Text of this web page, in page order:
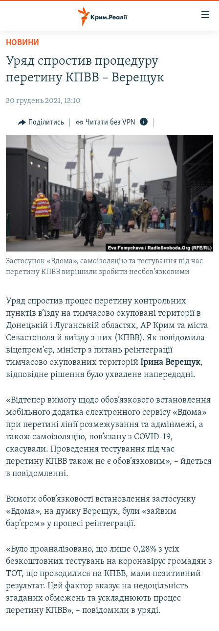
Перейти
основного
матеріалу
Перейти
до
навігації
Перейти
до
ВОДА.КРИМ
ВІДЕО ТА ФОТО
ПОЛІТИКА
БЛОГИ
ІНТЕРВ'Ю
ВСЕ ЗА ДЕНЬ
СПЕЦПРОЕКТИ
ДЕПОРТАЦІЯ
ВІДЕОУРОКИ «ELIFBE»
УКРАЇНСЬКА ПРОБЛЕМА КРИМУ
ЯК ОБІЙТИ БЛОКУВАННЯ
Русский
Qırımtatar
Усі сайти RFE/RL
НОВИНИ
Уряд спростив процедуру
перетину КПВВ – Верещук
30 грудень 2021, 13:10
Поділитись Читати без VPN
Застосунок «Вдома», самоізоляцію та тестування під час
перетину КПВВ вирішили зробити необов’язковими
Уряд спростив процес перетину контрольних
пунктів в’їзду на тимчасово окуповані території в
Донецькій і Луганській областях, АР Крим та міста
Севастополя й виїзду з них (КПВВ). Як повідомила
віцепрем’єр, міністр з питань реінтеграції
тимчасово окупованих територій Ірина Верещук,
відповідне рішення було ухвалене напередодні.
«Відтепер вимогу щодо обов’язкового встановлення
мобільного додатка електронного сервісу «Вдома»
при перетині лінії розмежування та адмінмежі, а
також самоізоляцію, пов’язану з COVID-19,
скасували. Проведення тестування під час
перетину КПВВ також не є обов’язковим», – йдеться
в повідомленні.
Вимоги обов’язковості встановлення застосунку
«Вдома», на думку Верещук, були «зайвим
бар’єром» у процесі реінтеграції.
«Було проаналізовано, що лише 0,28% з усіх
безкоштовних тестувань на коронавірус громадян з
ТОТ, що проводилися на КПВВ, мали позитивний
результат. Цей фактор вказує на недоцільність
згаданих обмежень та ускладнюють процес
перетину КПВВ», – повідомили в уряді.